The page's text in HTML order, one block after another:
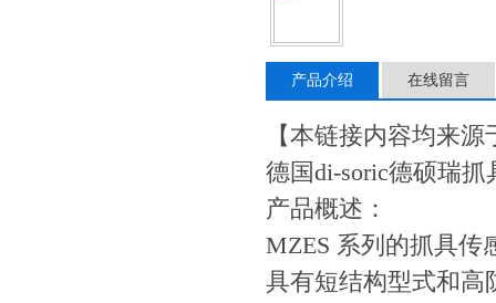
产品介绍 在线留言
【本链接内容均来
德国di-soric德硕瑞抓
产品概述：
MZES 系列的抓具传
具有短结构型式和高